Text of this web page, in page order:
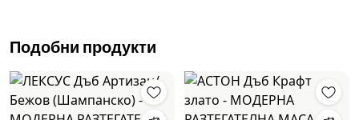
Подобни продукти